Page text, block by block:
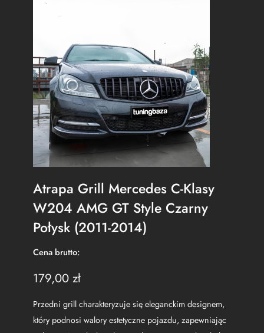
Atrapa Grill Mercedes C-Klasy
W204 AMG GT Style Czarny
Połysk (2011-2014)
Cena brutto:
179,00 zł
Przedni grill charakteryzuje się eleganckim designem,
który podnosi walory estetyczne pojazdu, zapewniając